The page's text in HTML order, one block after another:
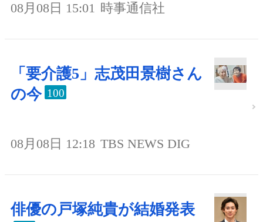
08月08日 15:01 時事通信社
「要介護5」志茂田景樹さん
の今 100
08月08日 12:18 TBS NEWS DIG
俳優の戸塚純貴が結婚発表